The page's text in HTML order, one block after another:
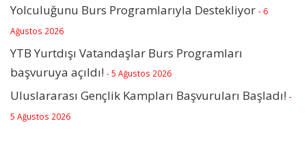
Yolculuğunu Burs Programlarıyla Destekliyor - 6
Ağustos 2026
YTB Yurtdışı Vatandaşlar Burs Programları
başvuruya açıldı! - 5 Ağustos 2026
Uluslararası Gençlik Kampları Başvuruları Başladı! -
5 Ağustos 2026